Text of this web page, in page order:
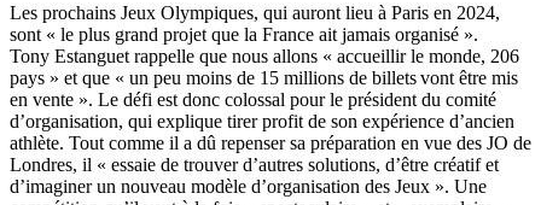
Les prochains Jeux Olympiques, qui auront lieu à Paris en 2024,
sont « le plus grand projet que la France ait jamais organisé ».
Tony Estanguet rappelle que nous allons « accueillir le monde, 206
pays » et que « un peu moins de 15 millions de billets vont être mis
en vente ». Le défi est donc colossal pour le président du comité
d’organisation, qui explique tirer profit de son expérience d’ancien
athlète. Tout comme il a dû repenser sa préparation en vue des JO de
Londres, il « essaie de trouver d’autres solutions, d’être créatif et
d’imaginer un nouveau modèle d’organisation des Jeux ». Une